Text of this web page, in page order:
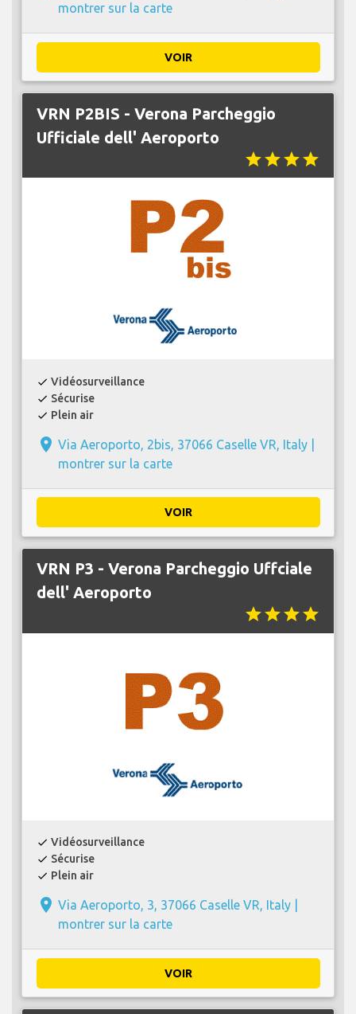
montrer sur la carte
VOIR
VRN P2BIS - Verona Parcheggio
Ufficiale dell' Aeroporto
starstarstarstar
check Vidéosurveillance
check Sécurise
check Plein air
place Via Aeroporto, 2bis, 37066 Caselle VR, Italy |
montrer sur la carte
VOIR
VRN P3 - Verona Parcheggio Uffciale
dell' Aeroporto
starstarstarstar
check Vidéosurveillance
check Sécurise
check Plein air
place Via Aeroporto, 3, 37066 Caselle VR, Italy |
montrer sur la carte
VOIR